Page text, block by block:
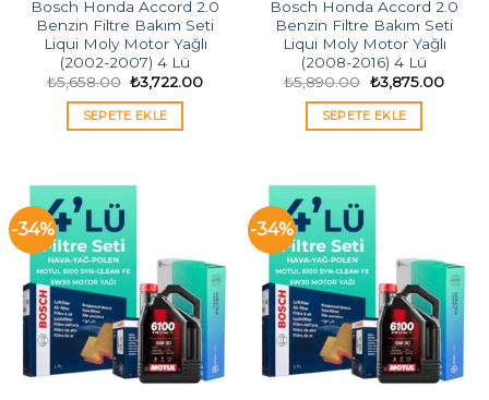
Bosch Honda Accord 2.0
Benzin Filtre Bakım Seti
Liqui Moly Motor Yağlı
(2002-2007) 4 Lü
₺5,658.00 Orijinal
fiyat:
₺5,658.00.
₺3,722.00Şu
SEPETE EKLE
Bosch Honda Accord 2.0
Benzin Filtre Bakım Seti
Liqui Moly Motor Yağlı
(2008-2016) 4 Lü
₺5,890.00 Orijinal
fiyat:
₺5,890.00.
₺3,875.00Şu
SEPETE EKLE
-34% -34%